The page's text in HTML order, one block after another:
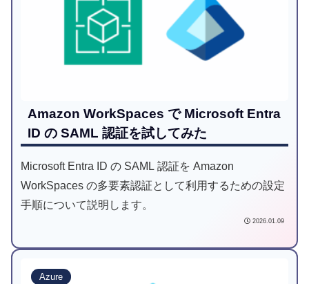
Amazon WorkSpaces で Microsoft Entra
ID の SAML 認証を試してみた
Microsoft Entra ID の SAML 認証を Amazon
WorkSpaces の多要素認証として利用するための設定
手順について説明します。
2026.01.09
Azure